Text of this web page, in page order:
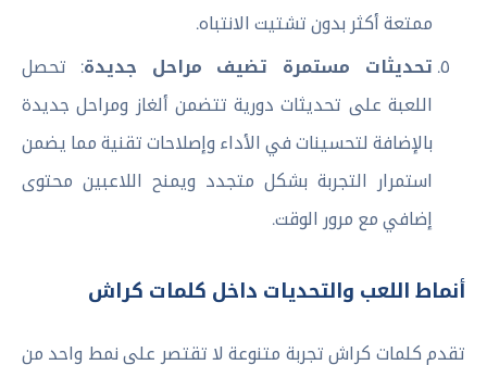
ممتعة أكثر بدون تشتيت الانتباه.
تحديثات مستمرة تضيف مراحل جديدة: تحصل
اللعبة على تحديثات دورية تتضمن ألغاز ومراحل جديدة
بالإضافة لتحسينات في الأداء وإصلاحات تقنية مما يضمن
استمرار التجربة بشكل متجدد ويمنح اللاعبين محتوى
إضافي مع مرور الوقت.
أنماط اللعب والتحديات داخل كلمات كراش
تقدم كلمات كراش تجربة متنوعة لا تقتصر على نمط واحد من